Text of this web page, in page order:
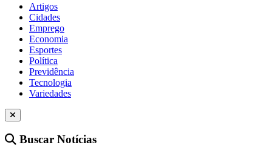
Artigos
Cidades
Emprego
Economia
Esportes
Política
Previdência
Tecnologia
Variedades
Buscar Notícias